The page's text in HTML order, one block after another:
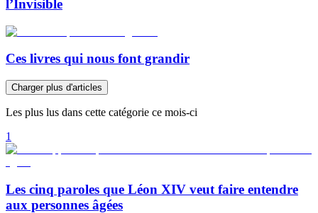
l’Invisible
Ces livres qui nous font grandir
Charger plus d'articles
Les plus lus dans cette catégorie ce mois-ci
1
Les cinq paroles que Léon XIV veut faire entendre
aux personnes âgées